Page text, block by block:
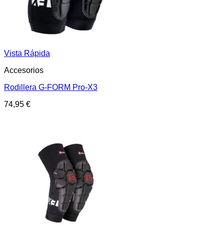
Vista Rápida
Accesorios
Rodillera G-FORM Pro-X3
74,95 €